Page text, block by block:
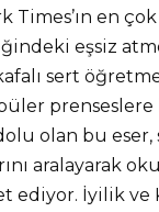
Times’ın en
eşsiz
sert
olan bu eser,
aralayarak
ediyor. İyilik